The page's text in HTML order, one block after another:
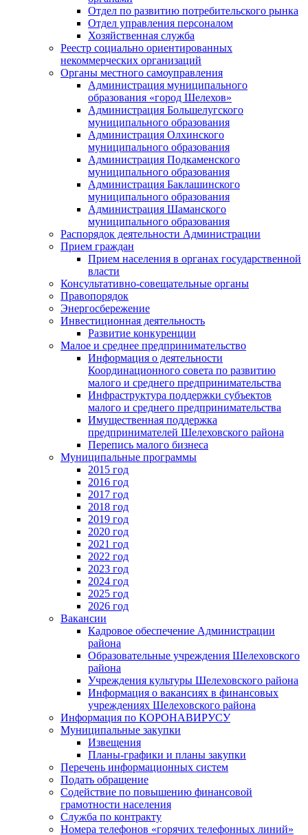
Отдел по развитию потребительского рынка
Отдел управления персоналом
Хозяйственная служба
Реестр социально ориентированных
некоммерческих организаций
Органы местного самоуправления
Администрация муниципального
образования «город Шелехов»
Администрация Большелугского
муниципального образования
Администрация Олхинского
муниципального образования
Администрация Подкаменского
муниципального образования
Администрация Баклашинского
муниципального образования
Администрация Шаманского
муниципального образования
Распорядок деятельности Администрации
Прием граждан
Прием населения в органах государственной
власти
Консультативно-совещательные органы
Правопорядок
Энергосбережение
Инвестиционная деятельность
Развитие конкуренции
Малое и среднее предпринимательство
Информация о деятельности
Координационного совета по развитию
малого и среднего предпринимательства
Инфраструктура поддержки субъектов
малого и среднего предпринимательства
Имущественная поддержка
предпринимателей Шелеховского района
Перепись малого бизнеса
Муниципальные программы
2015 год
2016 год
2017 год
2018 год
2019 год
2020 год
2021 год
2022 год
2023 год
2024 год
2025 год
2026 год
Вакансии
Кадровое обеспечение Администрации
района
Образовательные учреждения Шелеховского
района
Учреждения культуры Шелеховского района
Информация о вакансиях в финансовых
учреждениях Шелеховского района
Информация по КОРОНАВИРУСУ
Муниципальные закупки
Извещения
Планы-графики и планы закупки
Перечень информационных систем
Подать обращение
Содействие по повышению финансовой
грамотности населения
Служба по контракту
Номера телефонов «горячих телефонных линий»